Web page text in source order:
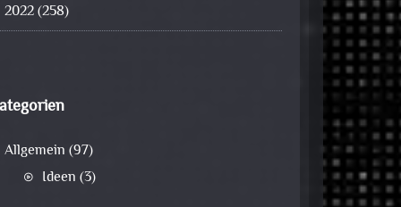
2022(258)
Allgemein (97)
Ideen (3)